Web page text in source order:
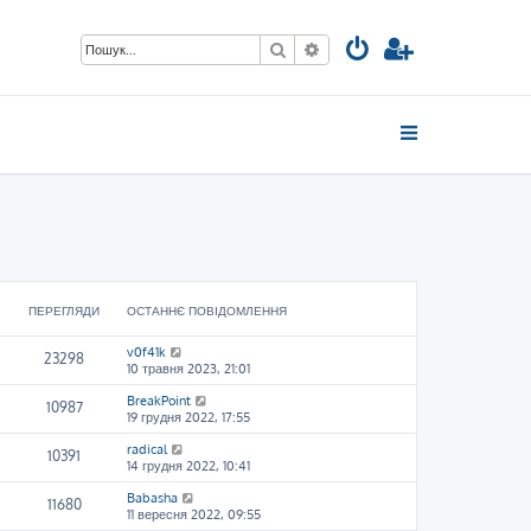
ПошукРозширений пошук
ПЕРЕГЛЯДИ ОСТАННЄ ПОВІДОМЛЕННЯ
23298
v0f41k
10 травня 2023, 21:01
10987
BreakPoint
19 грудня 2022, 17:55
10391
radical
14 грудня 2022, 10:41
11680
Babasha
11 вересня 2022, 09:55